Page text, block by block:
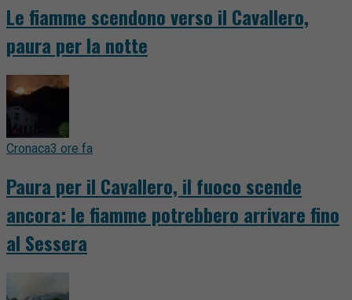
Le fiamme scendono verso il Cavallero,
paura per la notte
Cronaca3 ore fa
Paura per il Cavallero, il fuoco scende
ancora: le fiamme potrebbero arrivare fino
al Sessera